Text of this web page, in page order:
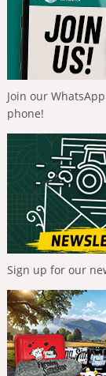
Join our
phone!
Sign up for our